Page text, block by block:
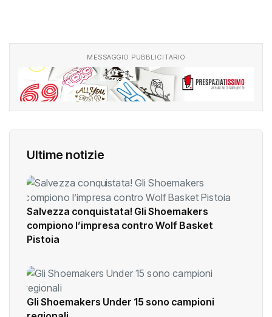
MESSAGGIO PUBBLICITARIO
Ultime notizie
Salvezza conquistata! Gli Shoemakers
compiono l’impresa contro Wolf Basket